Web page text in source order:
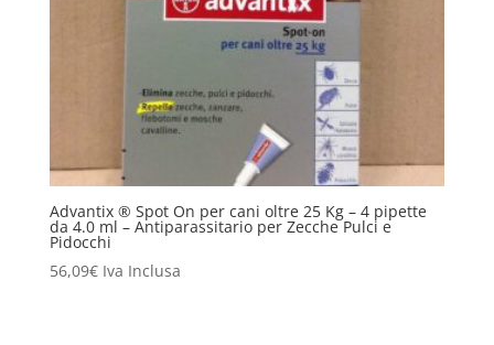
Advantix ® Spot On per cani oltre 25 Kg – 4 pipette
da 4.0 ml – Antiparassitario per Zecche Pulci e
Pidocchi
56,09€ Iva Inclusa